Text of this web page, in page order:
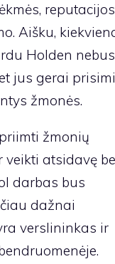
Aišku,
Holden nebus
jus gerai
žmonės.
žmonių
veikti atsidavę
darbas bus
dažnai
verslininkas ir